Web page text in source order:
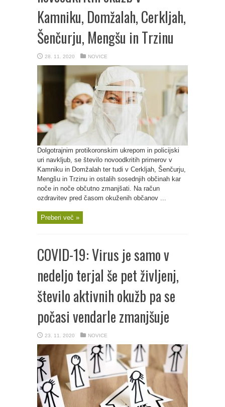
Kamniku, Domžalah, Cerkljah,
Šenčurju, Mengšu in Trzinu
28. 11. 2020 NOVICE
Dolgotrajnim protikoronskim ukrepom in policijski
uri navkljub, se število novoodkritih primerov v
Kamniku in Domžalah ter tudi v Cerkljah, Šenčurju,
Mengšu in Trzinu in ostalih sosednjih občinah kar
noče in noče občutno zmanjšati. Na račun
ozdravitev pred časom okuženih občanov ...
Preberi več »
COVID-19: Virus je samo v
nedeljo terjal še pet življenj,
število aktivnih okužb pa se
počasi vendarle zmanjšuje
23. 11. 2020 NOVICE